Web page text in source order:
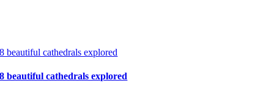
8 beautiful cathedrals explored
8 beautiful cathedrals explored